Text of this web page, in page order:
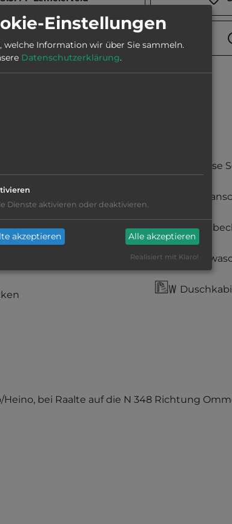
überwiegend ruhig
einige
fehlen
teilweise
bei Raalte auf die N 348 Richtung
Einstellungen
welche Information wir über Sie sammeln.
Datenschutzerklärung.
Dienste aktivieren oder deaktivieren.
akzeptieren Alle akzeptieren
Realisiert mit Klaro!